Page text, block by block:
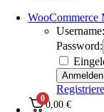
WooCommerce
Username:
Password:
0
0,00€